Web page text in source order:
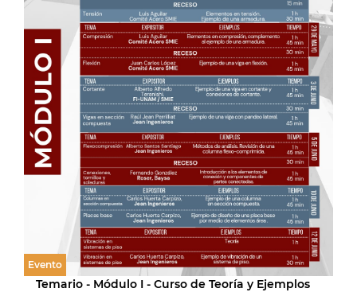
Evento
Temario - Módulo I - Curso de Teoría y Ejemplos